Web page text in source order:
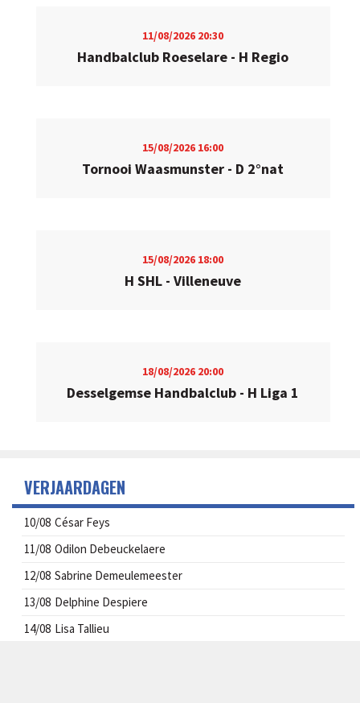
11/08/2026 20:30
Handbalclub Roeselare - H Regio
15/08/2026 16:00
Tornooi Waasmunster - D 2°nat
15/08/2026 18:00
H SHL - Villeneuve
18/08/2026 20:00
Desselgemse Handbalclub - H Liga 1
VERJAARDAGEN
10/08 César Feys
11/08 Odilon Debeuckelaere
12/08 Sabrine Demeulemeester
13/08 Delphine Despiere
14/08 Lisa Tallieu